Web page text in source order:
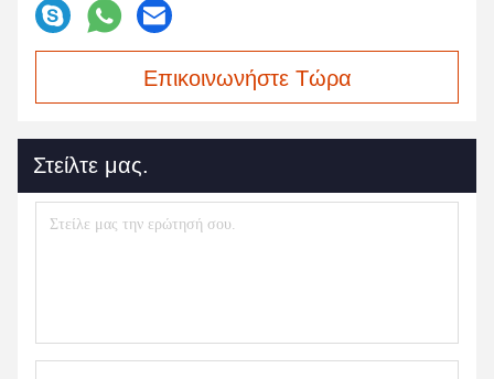
Επικοινωνήστε Τώρα
Στείλτε μας.